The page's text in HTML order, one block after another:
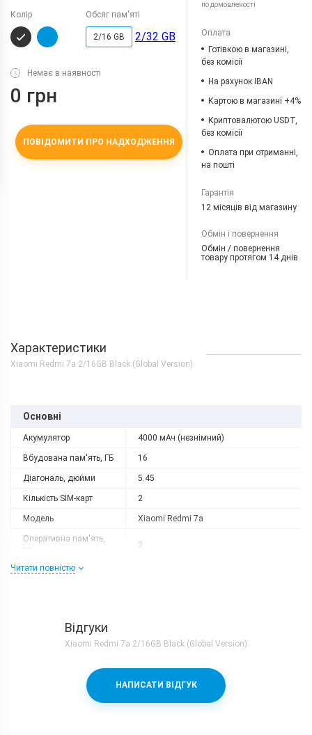
Колір Обсяг пам'яті
2/16 GB 2/32 GB
Немає в наявності
0 грн
ПОВІДОМИТИ ПРО НАДХОДЖЕННЯ
по домовленості
Оплата
Готівкою в магазині,
без комісії
На рахунок IBAN
Картою в магазині +4%
Криптовалютою USDT,
без комісії
Оплата при отриманні,
на пошті
Гарантія
12 місяців від магазину
Обмін і повернення
Обмін / повернення
товару протягом 14 днів
Характеристики
Xiaomi Redmi 7a 2/16GB Black (Global Version)
Основні
Акумулятор 4000 мАч (незнімний)
Вбудована пам'ять, ГБ 16
Діагональ, дюйми 5.45
Кількість SIM-карт 2
Модель Xiaomi Redmi 7a
Оперативна пам'ять,
2
Роздільна здатність
Процесор
Qualcomm Snapdragon 439 + Adreno
505
Читати повністю
Відгуки
Xiaomi Redmi 7a 2/16GB Black (Global Version)
НАПИСАТИ ВІДГУК